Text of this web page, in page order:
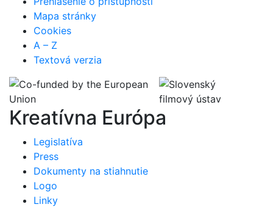
Mapa stránky
Cookies
A – Z
Textová verzia
Kreatívna Európa
Legislatíva
Press
Dokumenty na stiahnutie
Logo
Linky